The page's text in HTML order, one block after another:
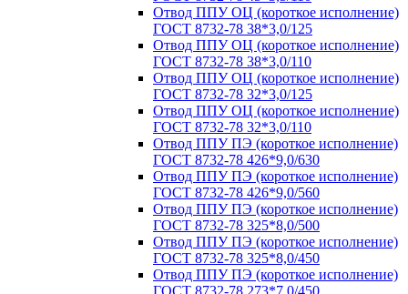
Отвод ППУ ОЦ (короткое исполнение)
ГОСТ 8732-78 38*3,0/125
Отвод ППУ ОЦ (короткое исполнение)
ГОСТ 8732-78 38*3,0/110
Отвод ППУ ОЦ (короткое исполнение)
ГОСТ 8732-78 32*3,0/125
Отвод ППУ ОЦ (короткое исполнение)
ГОСТ 8732-78 32*3,0/110
Отвод ППУ ПЭ (короткое исполнение)
ГОСТ 8732-78 426*9,0/630
Отвод ППУ ПЭ (короткое исполнение)
ГОСТ 8732-78 426*9,0/560
Отвод ППУ ПЭ (короткое исполнение)
ГОСТ 8732-78 325*8,0/500
Отвод ППУ ПЭ (короткое исполнение)
ГОСТ 8732-78 325*8,0/450
Отвод ППУ ПЭ (короткое исполнение)
ГОСТ 8732-78 273*7,0/450